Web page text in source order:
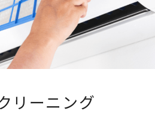
リーニング